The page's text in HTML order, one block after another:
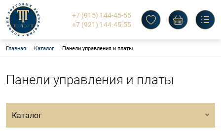
ТТТ
Основная навигация
Отдел закупок
+7 (915) 144-45-55
+7 (921) 144-45-55
Строка навигации
Главная Каталог Панели управления и платы
Панели управления и платы
Каталог